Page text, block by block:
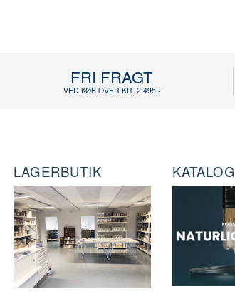
FRI FRAGT
VED KØB OVER KR. 2.495,-
LAGERBUTIK KATALOG